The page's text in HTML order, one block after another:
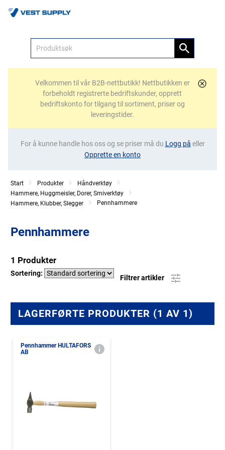
Velkommen til vår B2B-nettbutikk! Nettbutikken er
forbeholdt registrerte bedriftskunder, opprett
bedriftskonto for tilgang til sortiment, priser og
leveringstider.
For å kunne handle hos oss og se priser må du Logg på eller
Opprette en konto
Start Produkter
Håndverktøy
Hammere, Huggmeisler, Dorer, Smiverktøy
Hammere, Klubber, Slegger
Pennhammere
Pennhammere
1 Produkter
Sortering:
Filtrer artikler
LAGERFØRTE PRODUKTER (1 AV 1)
Pennhammer HULTAFORS
AB